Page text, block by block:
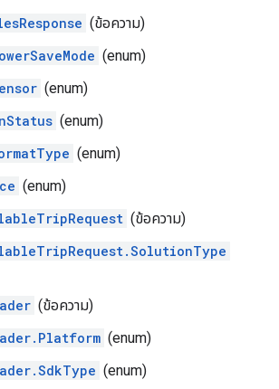
(ข้อความ)
(enum)
(enum)
(enum)
(enum)
(enum)
(ข้อความ)
(ข้อความ)
(enum)
(enum)